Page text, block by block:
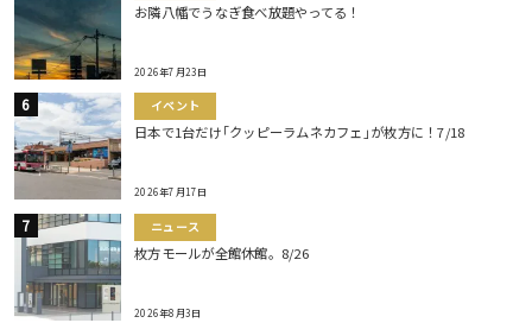
お隣八幡でうなぎ食べ放題やってる！
2026年7月23日
イベント
日本で1台だけ｢クッピーラムネカフェ｣が枚方に！7/18
2026年7月17日
ニュース
枚方モールが全館休館。8/26
2026年8月3日